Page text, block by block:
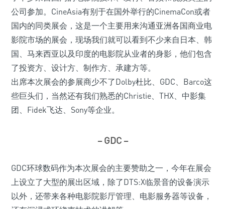
公司参加。CineAsia有别于在国外举行的CinemaCon或者
国内的同类展会，这是一个主要用来沟通亚洲各国商业电
影院市场的展会，现场我们就可以看到不少来自日本、韩
国、马来西亚以及印度的电影院从业者的身影，他们包含
了投资方、设计方、制作方、承建方等。
出席本次展会的参展商少不了Dolby杜比、GDC、Barco这
些巨头们，当然还有我们熟悉的Christie、THX、中影集
团、Fidek飞达、Sony等企业。
– GDC –
GDC环球数码作为本次展会的主要赞助之一，今年在展会
上设立了大型的展出区域，除了DTS:X临景音的设备演示
以外，还带来各种电影院影厅管理、电影服务器等设备，